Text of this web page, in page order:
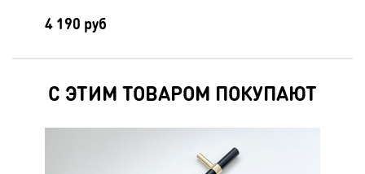
4 190 руб
С ЭТИМ ТОВАРОМ ПОКУПАЮТ